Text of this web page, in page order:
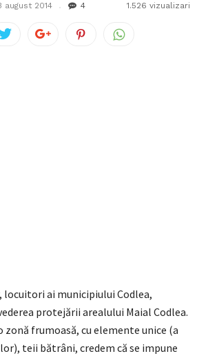
august 2014 4 1.526 vizualizari
ai municipiului Codlea,
protejării arealului Maial Codlea.
frumoasă, cu elemente unice (a
teii bătrâni, credem că se impune